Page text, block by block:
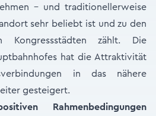
- und traditionellerweise
sehr beliebt ist und zu den
Kongressstädten zählt. Die
hat die Attraktivität
in das nähere
gesteigert.
Rahmenbedingungen